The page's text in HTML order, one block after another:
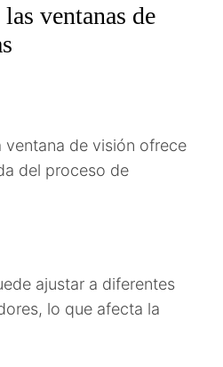
ventanas de
ventana de visión ofrece
del proceso de
ajustar a diferentes
lo que afecta la